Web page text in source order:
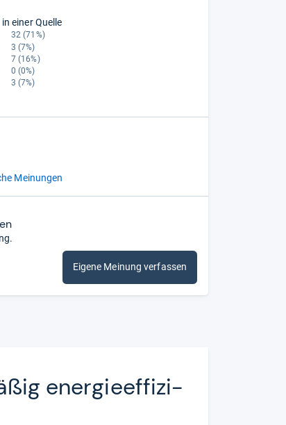
einer Quelle
32 (71%)
3 (7%)
7 (16%)
0 (0%)
3 (7%)
Meinungen
Eigene Meinung verfassen
ener­gie­ef­fi­zi­